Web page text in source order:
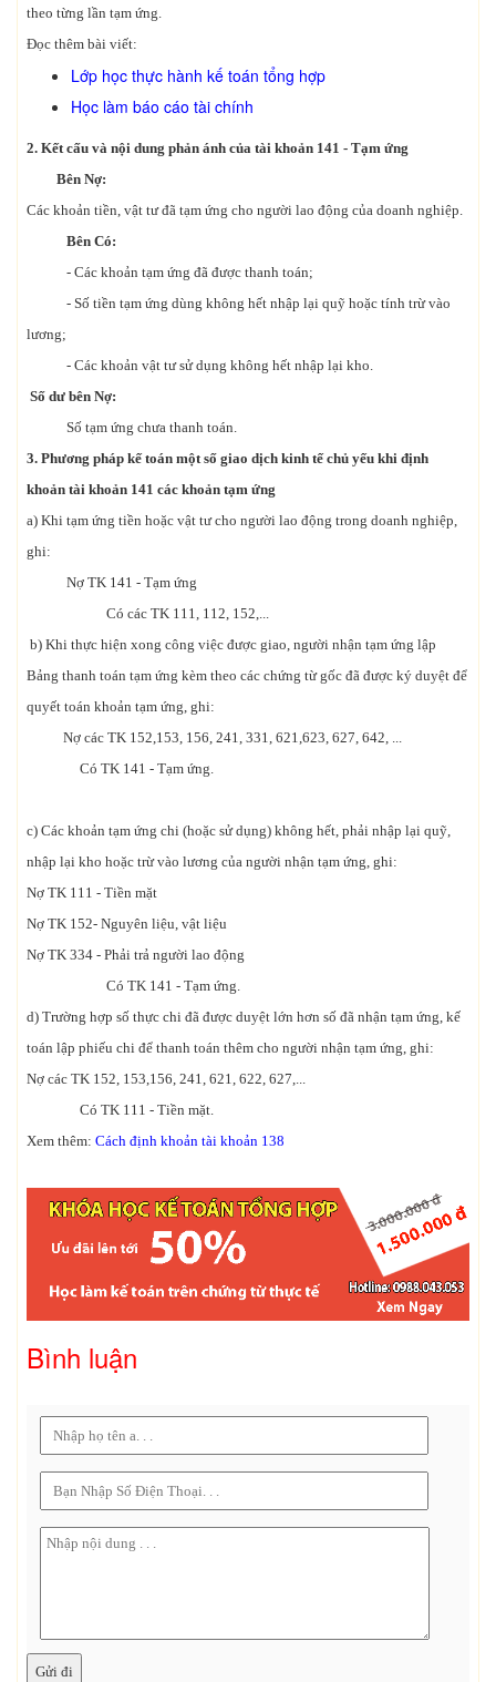
theo từng lần tạm ứng.
Đọc thêm bài viết:
Lớp học thực hành kế toán tổng hợp
Học làm báo cáo tài chính
2. Kết cấu và nội dung phản ánh của tài khoản 141 - Tạm ứng
Bên Nợ:
Các khoản tiền, vật tư đã tạm ứng cho người lao động của doanh nghiệp.
Bên Có:
- Các khoản tạm ứng đã được thanh toán;
- Số tiền tạm ứng dùng không hết nhập lại quỹ hoặc tính trừ vào
lương;
- Các khoản vật tư sử dụng không hết nhập lại kho.
Số dư bên Nợ:
Số tạm ứng chưa thanh toán.
3. Phương pháp kế toán một số giao dịch kinh tế chủ yếu khi định
khoản tài khoản 141 các khoản tạm ứng
a) Khi tạm ứng tiền hoặc vật tư cho người lao động trong doanh nghiệp,
ghi:
Nợ TK 141 - Tạm ứng
Có các TK 111, 112, 152,...
b) Khi thực hiện xong công việc được giao, người nhận tạm ứng lập
Bảng thanh toán tạm ứng kèm theo các chứng từ gốc đã được ký duyệt để
quyết toán khoản tạm ứng, ghi:
Nợ các TK 152,153, 156, 241, 331, 621,623, 627, 642, ...
Có TK 141 - Tạm ứng.
c) Các khoản tạm ứng chi (hoặc sử dụng) không hết, phải nhập lại quỹ,
nhập lại kho hoặc trừ vào lương của người nhận tạm ứng, ghi:
Nợ TK 111 - Tiền mặt
Nợ TK 152- Nguyên liệu, vật liệu
Nợ TK 334 - Phải trả người lao động
Có TK 141 - Tạm ứng.
d) Trường hợp số thực chi đã được duyệt lớn hơn số đã nhận tạm ứng, kế
toán lập phiếu chi để thanh toán thêm cho người nhận tạm ứng, ghi:
Nợ các TK 152, 153,156, 241, 621, 622, 627,...
Có TK 111 - Tiền mặt.
Xem thêm: Cách định khoản tài khoản 138
Bình luận